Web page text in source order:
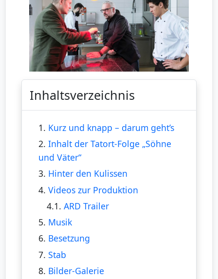
Inhaltsverzeichnis
1. Kurz und knapp – darum geht’s
2. Inhalt der Tatort-Folge „Söhne
und Väter“
3. Hinter den Kulissen
4. Videos zur Produktion
4.1.ARD Trailer
5. Musik
6. Besetzung
7. Stab
8. Bilder-Galerie